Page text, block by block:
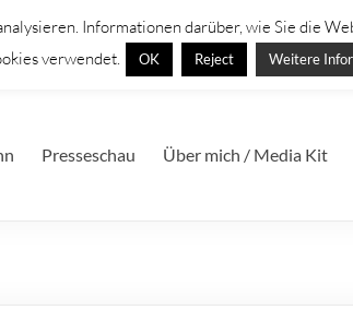
Presseschau Über mich / Media Kit
Informationen darüber, wie Sie die
verwendet.
OK Reject Weitere